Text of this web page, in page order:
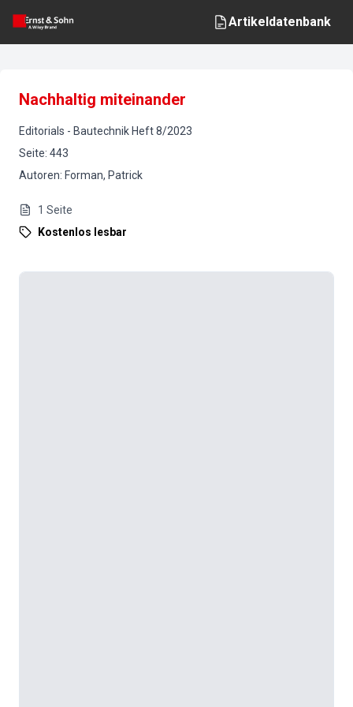
Artikeldatenbank
Nachhaltig miteinander
Editorials - Bautechnik Heft8/2023
Seite: 443
Autoren: Forman, Patrick
1 Seite
Kostenlos lesbar